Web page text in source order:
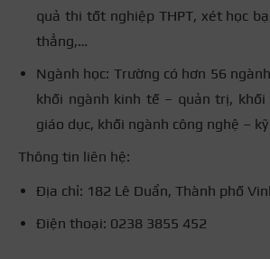
quả thi tốt nghiệp THPT, xét học
thẳng,…
Ngành học: Trường có hơn 56
khối ngành kinh tế – quản trị, khối
giáo dục, khối ngành công nghệ –
Thông tin liên hệ:
Địa chỉ: 182 Lê Duẩn, Thành phố
Điện thoại: 0238 3855 452